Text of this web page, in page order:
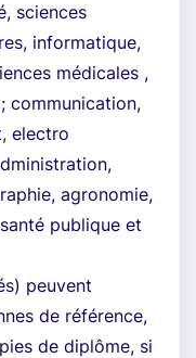
sciences
informatique,
médicales ,
communication,
electro
agronomie,
publique et
peuvent
de référence,
de diplôme, si